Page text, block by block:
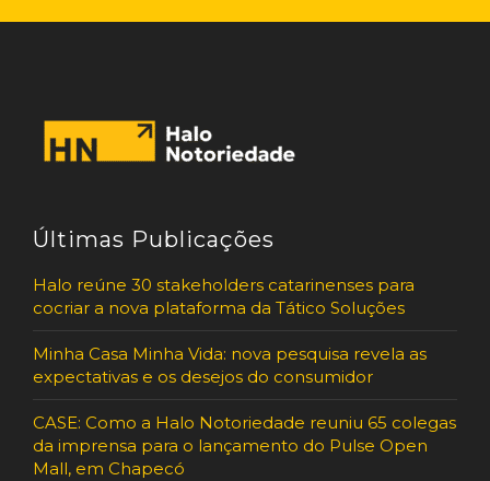
Últimas Publicações
Halo reúne 30 stakeholders catarinenses para
cocriar a nova plataforma da Tático Soluções
Minha Casa Minha Vida: nova pesquisa revela as
expectativas e os desejos do consumidor
CASE: Como a Halo Notoriedade reuniu 65 colegas
da imprensa para o lançamento do Pulse Open
Mall, em Chapecó